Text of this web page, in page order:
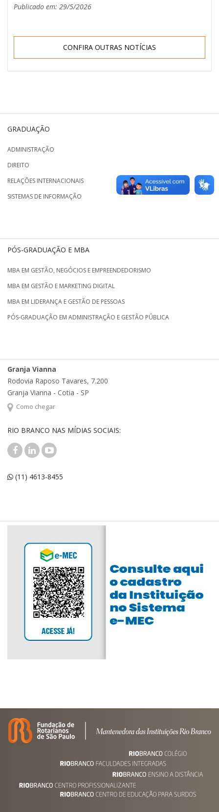
Publicado em: 29/5/2026
CONFIRA OUTRAS NOTÍCIAS
GRADUAÇÃO
ADMINISTRAÇÃO
DIREITO
RELAÇÕES INTERNACIONAIS
SISTEMAS DE INFORMAÇÃO
PÓS-GRADUAÇÃO E MBA
MBA EM GESTÃO, NEGÓCIOS E EMPREENDEDORISMO
MBA EM GESTÃO E MARKETING DIGITAL
MBA EM LIDERANÇA E GESTÃO DE PESSOAS
PÓS-GRADUAÇÃO EM ADMINISTRAÇÃO E GESTÃO PÚBLICA
Granja Vianna
Rodovia Raposo Tavares, 7.200
Granja Vianna - Cotia - SP
Como chegar
RIO BRANCO NAS MÍDIAS SOCIAIS:
(11) 4613-8455